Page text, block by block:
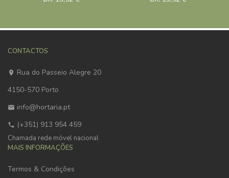
CONTACTOS
Rua do Passeio Alegre 20
4150-570 Porto
info@hortaria.pt
(+351) 913 954 459
Chamada rede móvel nacional
MAIS INFORMAÇÕES
Termos & Condições